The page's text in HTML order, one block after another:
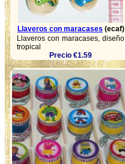
Llaveros con maracases (ecaf)
Llaveros con maracases, diseño
tropical
Precio €1.59